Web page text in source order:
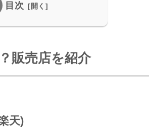
目次
販売店を紹介
天)